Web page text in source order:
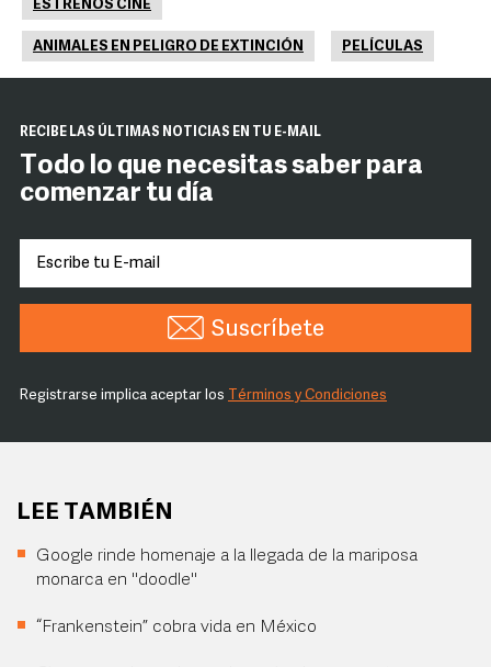
ESTRENOS CINE
ANIMALES EN PELIGRO DE EXTINCIÓN PELÍCULAS
RECIBE LAS ÚLTIMAS NOTICIAS EN TU E-MAIL
Todo lo que necesitas saber para
comenzar tu día
Suscríbete
Registrarse implica aceptar los Términos y Condiciones
LEE TAMBIÉN
Google rinde homenaje a la llegada de la mariposa
monarca en "doodle"
“Frankenstein” cobra vida en México